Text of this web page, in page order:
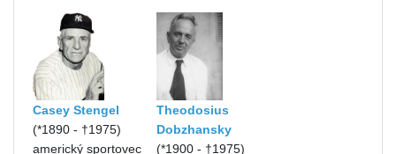
Casey Stengel
(*1890 - †1975)
americký sportovec
Theodosius
Dobzhansky
(*1900 - †1975)